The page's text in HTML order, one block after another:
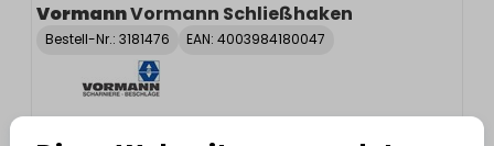
VormannVormann Schließhaken
Bestell-Nr.: 3181476 EAN: 4003984180047